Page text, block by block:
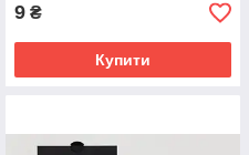
9 ₴
Купити